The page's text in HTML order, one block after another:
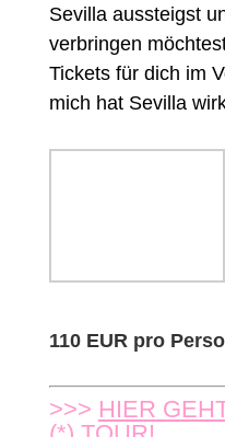
Sevilla aussteigst
verbringen
Tickets für dich im
mich hat Sevilla
110 EUR pro
>>> HIER